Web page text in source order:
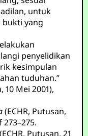
untuk
bukti yang
penyelidikan
kesimpulan
tuduhan.”
10 Mei 2001),
(ECHR, Putusan,
(ECHR, Putusan, 21